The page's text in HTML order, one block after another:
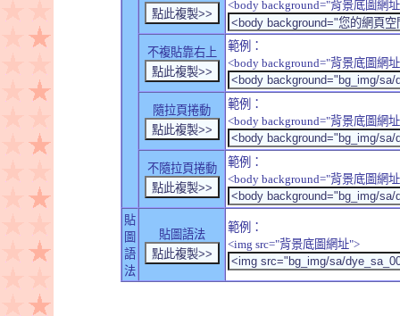
<body background="背景底圖網
不複貼靠右上
範例：
<body background="背景底圖網
隨拉頁捲動
範例：
<body background="背景底圖網
不隨拉頁捲動
範例：
<body background="背景底圖網
貼
圖
語
法
貼圖語法
範例：
<img src="背景底圖網址">